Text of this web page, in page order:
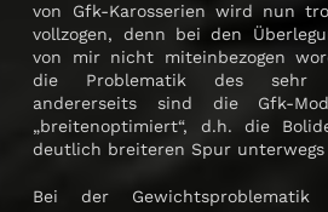
von Gfk-Karosserien wird nun
vollzogen, denn bei den
von mir nicht miteinbezogen
die Problematik des sehr
andererseits sind die Gfk-
„breitenoptimiert“, d.h. die
deutlich breiteren Spur unterwegs
Bei der